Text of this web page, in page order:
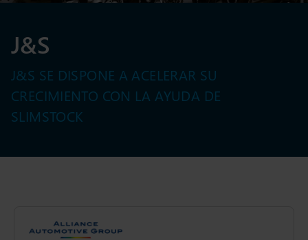
J&S
J&S SE DISPONE A ACELERAR SU
CRECIMIENTO CON LA AYUDA DE
SLIMSTOCK